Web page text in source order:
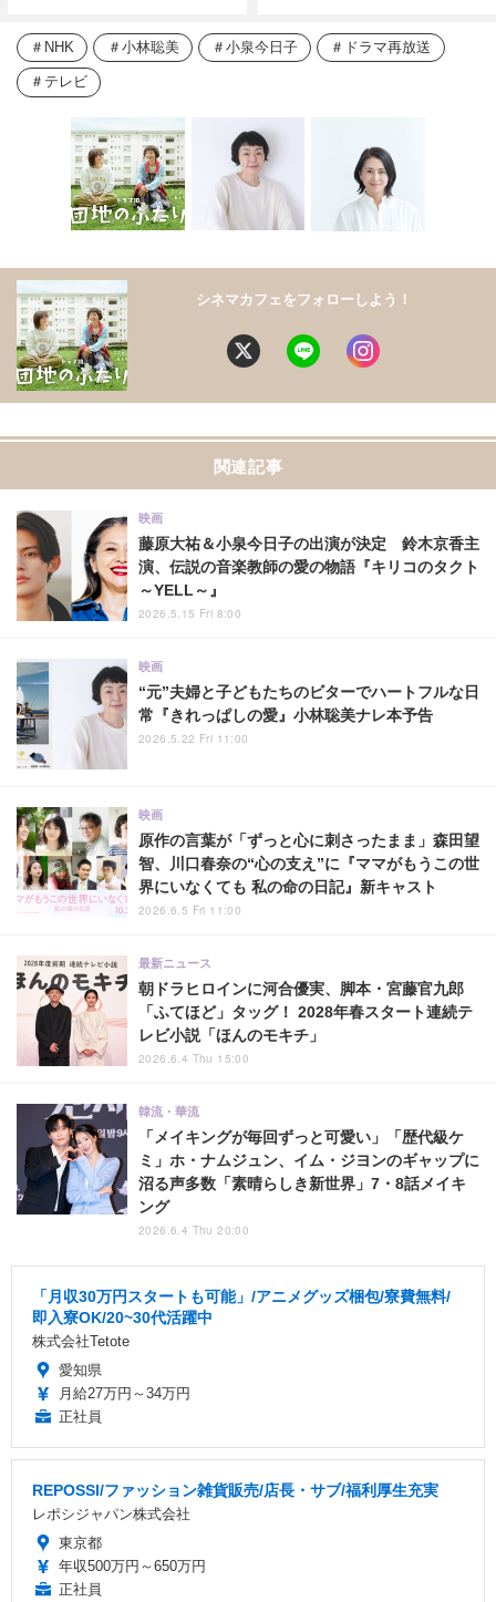
NHK 小林聡美 小泉今日子 ドラマ再放送
テレビ
シネマカフェをフォローしよう！
関連記事
藤原大祐＆小泉今日子の出演が決定 鈴木京香主
演、伝説の音楽教師の愛の物語『キリコのタクト
～YELL～』
映画
2026.5.15 Fri 8:00
“元”夫婦と子どもたちのビターでハートフルな日
常『きれっぱしの愛』小林聡美ナレ本予告
映画
2026.5.22 Fri 11:00
原作の言葉が「ずっと心に刺さったまま」森田望
智、川口春奈の“心の支え”に『ママがもうこの世
界にいなくても 私の命の日記』新キャスト
映画
2026.6.5 Fri 11:00
朝ドラヒロインに河合優実、脚本・宮藤官九郎
「ふてほど」タッグ！ 2028年春スタート連続テ
レビ小説「ほんのモキチ」
最新ニュース
2026.6.4 Thu 15:00
「メイキングが毎回ずっと可愛い」「歴代級ケ
ミ」ホ・ナムジュン、イム・ジヨンのギャップに
沼る声多数「素晴らしき新世界」7・8話メイキ
ング
韓流・華流
2026.6.4 Thu 20:00
「月収30万円スタートも可能」/アニメグッズ梱包/寮費無料/
即入寮OK/20~30代活躍中
株式会社Tetote
愛知県
月給27万円～34万円
正社員
REPOSSI/ファッション雑貨販売/店長・サブ/福利厚生充実
レポシジャパン株式会社
東京都
年収500万円～650万円
正社員